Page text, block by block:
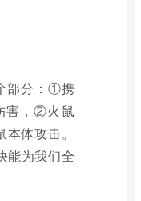
部分：①携
害，②火鼠
体攻击。
能为我们全